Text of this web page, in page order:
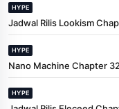
HYPE
Jadwal Rilis Lookism
HYPE
Nano Machine Chapter
HYPE